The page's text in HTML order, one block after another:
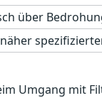
über
Umgang mit